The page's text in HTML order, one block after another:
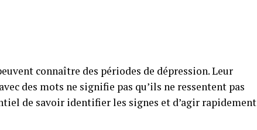
connaître des périodes de dépression. Leur
des mots ne signifie pas qu’ils ne ressentent pas
de savoir identifier les signes et d’agir rapidement